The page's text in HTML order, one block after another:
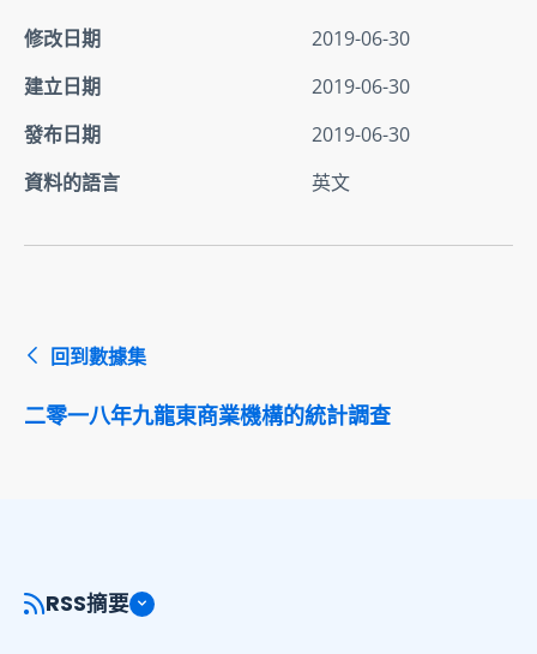
修改日期
2019-06-30
建立日期
2019-06-30
發布日期
2019-06-30
資料的語言
英文
回到數據集
二零一八年九龍東商業機構的統計調查
RSS摘要